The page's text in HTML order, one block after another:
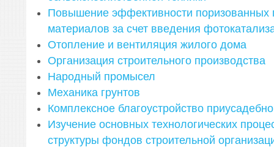
Повышение эффективности поризованных
материалов за счет введения
Отопление и вентиляция жилого дома
Организация строительного производства
Народный промысел
Механика грунтов
Комплексное благоустройство
Изучение основных технологических
структуры фондов строительной